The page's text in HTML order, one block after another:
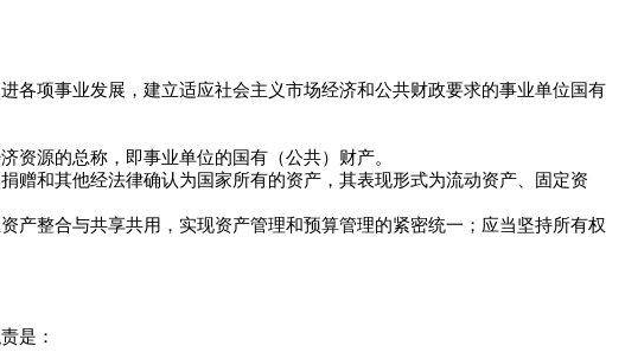
项事业发展，建立适应社会主义市场经济和公共财政要求的事业单位国有
源的总称，即事业单位的国有（公共）财产。
和其他经法律确认为国家所有的资产，其表现形式为流动资产、固定资
整合与共享共用，实现资产管理和预算管理的紧密统一；应当坚持所有权
是：